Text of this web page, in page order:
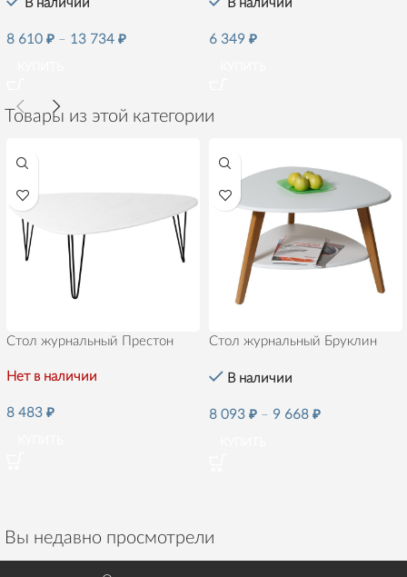
В наличии
8 610 ₽ – 13 734 ₽
В наличии
6 349 ₽
Товары из этой категории
Стол журнальный Престон
Нет в наличии
8 483 ₽
Стол журнальный Бруклин
В наличии
8 093 ₽ – 9 668 ₽
Вы недавно просмотрели